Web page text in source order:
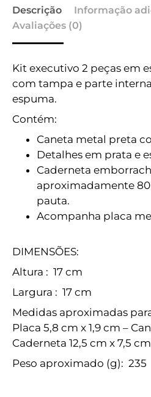
Descrição
Informação
Avaliações (0)
Kit executivo 2 peças em
com tampa e parte
espuma.
Contém:
Caneta metal preta
Detalhes em prata e
Caderneta
aproximadamente
pauta.
Acompanha placa
DIMENSÕES:
Altura : 17 cm
Largura : 17 cm
Medidas aproximadas
Placa 5,8 cm x 1,9 cm –
Caderneta 12,5 cm x 7,5 cm
Peso aproximado (g): 235